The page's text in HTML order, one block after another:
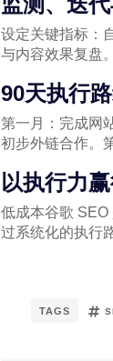
设定关键指标：
与内容效果复盘
90天执行
第一月：完成网
初步外链合作。
以执行力
低成本谷歌
过系统化的执行
TAGS